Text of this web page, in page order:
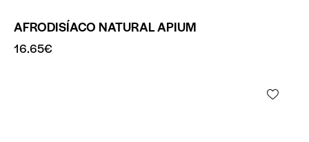
AFRODISÍACO NATURAL APIUM
16.65€